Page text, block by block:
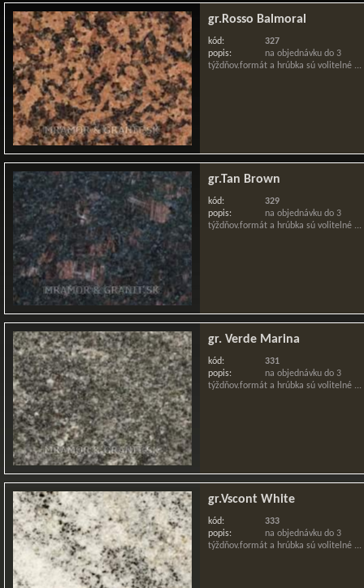
gr.Rosso Balmoral
kód:
327
popis:
na objednávku do 3
týždňov.formát a hrúbka sú volitelné ...
gr.Tan Brown
kód:
329
popis:
na objednávku do 3
týždňov.formát a hrúbka sú volitelné ...
gr. Verde Marina
kód:
331
popis:
na objednávku do 3
týždňov.formát a hrúbka sú volitelné ...
gr.Vscont White
kód:
333
popis:
na objednávku do 3
týždňov.formát a hrúbka sú volitelné ...